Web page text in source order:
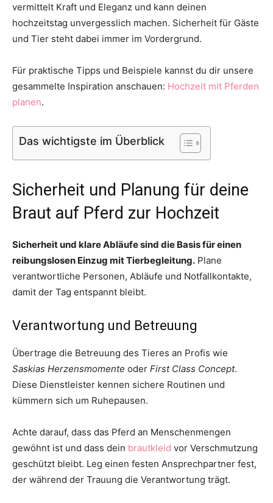
vermittelt Kraft und Eleganz und kann deinen
hochzeitstag unvergesslich machen. Sicherheit für Gäste
und Tier steht dabei immer im Vordergrund.
Für praktische Tipps und Beispiele kannst du dir unsere
gesammelte Inspiration anschauen: Hochzeit mit Pferden
planen.
Das wichtigste im Überblick
Sicherheit und Planung für deine
Braut auf Pferd zur Hochzeit
Sicherheit und klare Abläufe sind die Basis für einen
reibungslosen Einzug mit Tierbegleitung. Plane
verantwortliche Personen, Abläufe und Notfallkontakte,
damit der Tag entspannt bleibt.
Verantwortung und Betreuung
Übertrage die Betreuung des Tieres an Profis wie
Saskias Herzensmomente oder First Class Concept.
Diese Dienstleister kennen sichere Routinen und
kümmern sich um Ruhepausen.
Achte darauf, dass das Pferd an Menschenmengen
gewöhnt ist und dass dein brautkleid vor Verschmutzung
geschützt bleibt. Leg einen festen Ansprechpartner fest,
der während der Trauung die Verantwortung trägt.